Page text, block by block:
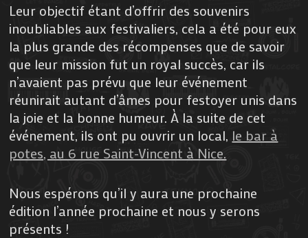
Leur objectif étant d’offrir des souvenirs
inoubliables aux festivaliers, cela a été pour eux
la plus grande des récompenses que de savoir
que leur mission fut un royal succès, car ils
n’avaient pas prévu que leur événement
réunirait autant d’âmes pour festoyer unis dans
la joie et la bonne humeur. À la suite de cet
événement, ils ont pu ouvrir un local, le bar à
potes, au 6 rue Saint-Vincent à Nice.
Nous espérons qu’il y aura une prochaine
édition l’année prochaine et nous y serons
présents !